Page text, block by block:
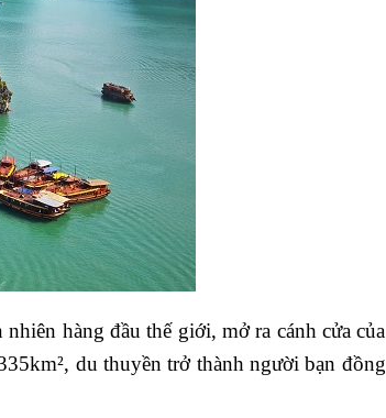
hàng đầu thế giới, mở ra cánh cửa của
du thuyền trở thành người bạn đồng